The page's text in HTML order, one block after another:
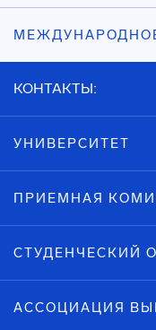
КОНТАКТЫ:
УНИВЕРСИТЕТ
ПРИЕМНАЯ
СТУДЕНЧЕСКИЙ
АССОЦИАЦИЯ